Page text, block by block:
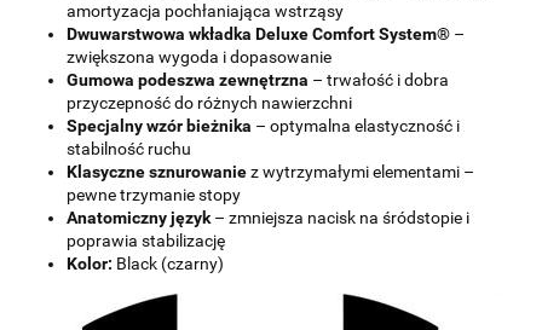
amortyzacja pochłaniająca wstrząsy
Dwuwarstwowa wkładka Deluxe Comfort System® –
zwiększona wygoda i dopasowanie
Gumowa podeszwa zewnętrzna – trwałość i dobra
przyczepność do różnych nawierzchni
Specjalny wzór bieżnika – optymalna elastyczność i
stabilność ruchu
Klasyczne sznurowaniez wytrzymałymi elementami –
pewne trzymanie stopy
Anatomiczny język – zmniejsza nacisk na śródstopie i
poprawia stabilizację
Kolor: Black (czarny)